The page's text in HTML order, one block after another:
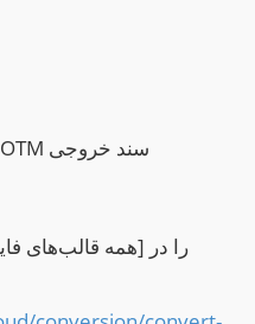
POTM سند خروجی